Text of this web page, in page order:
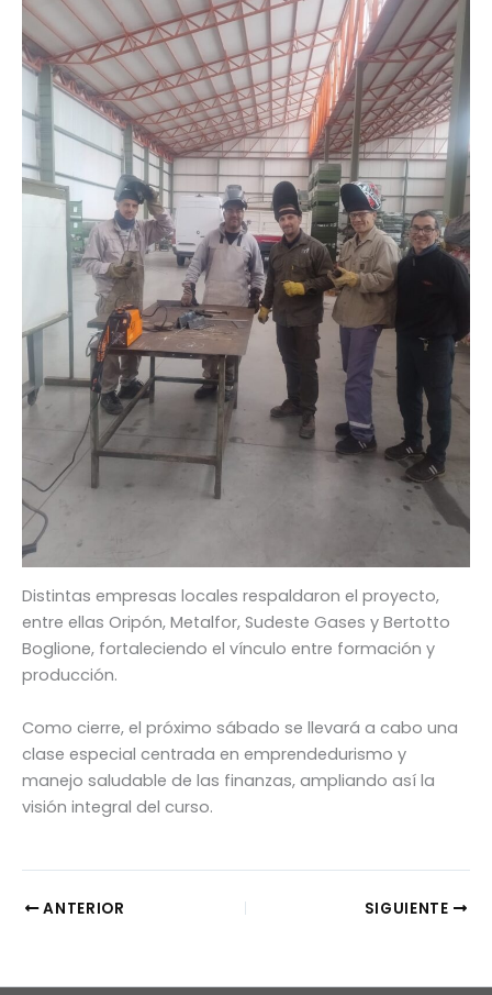
Distintas empresas locales respaldaron el proyecto,
entre ellas Oripón, Metalfor, Sudeste Gases y Bertotto
Boglione, fortaleciendo el vínculo entre formación y
producción.
Como cierre, el próximo sábado se llevará a cabo una
clase especial centrada en emprendedurismo y
manejo saludable de las finanzas, ampliando así la
visión integral del curso.
ANTERIOR SIGUIENTE